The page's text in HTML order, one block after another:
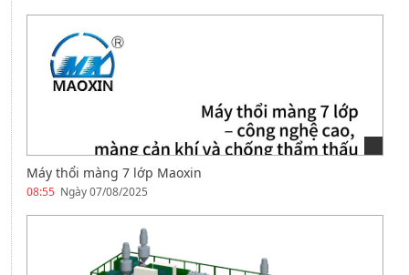
Máy thổi màng 7 lớp Maoxin
08:55 Ngày 07/08/2025